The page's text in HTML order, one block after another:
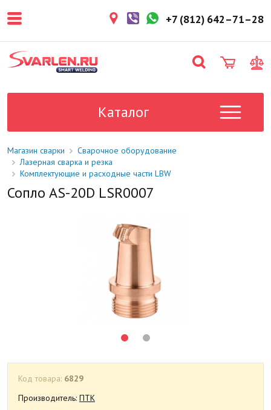
более 3 рабочих дней.
поставки в магазин: 1-2 рабочих
дня.
Данный товар отсутствует на
уточните у менеджера.
+7 (812) 642–71–28
Каталог
Магазин сварки
Сварочное оборудование
Лазерная сварка и резка
Комплектующие и расходные части LBW
Сопло AS-20D LSR0007
Код товара: 6829
Производитель: ПТК